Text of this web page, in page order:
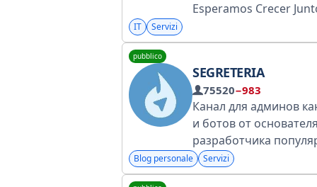
Esperamos Crecer
Lograremos.
IT Servizi
pubblico
SEGRETERIA
75520−983
Канал для админов
и ботов от
разработчика
Телеграм ботов.
Blog personale Servizi